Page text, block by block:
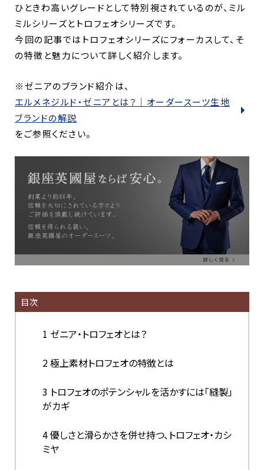
ひときわ高いグレードとして特別視されているのが、ミル
ミルシリーズとトロフェオシリーズです。
今回の記事ではトロフェオシリーズにフォーカスして、そ
の特徴と魅力について詳しく紹介します。
※ゼニアのブランド紹介は、
エルメネジルド・ゼニアとは？｜オーダースーツ生地
ブランドの解説
をご参照ください。
目次
1 ゼニア・トロフェオとは？
2極上素材トロフェオの特徴とは
3 トロフェオのポテンシャルを活かすには「縫製」
がカギ
4優しさと滑らかさを併せ持つ、トロフェオ・カシ
ミヤ